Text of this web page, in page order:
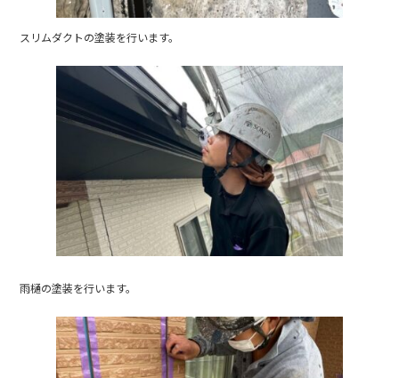
スリムダクトの塗装を行います。
雨樋の塗装を行います。